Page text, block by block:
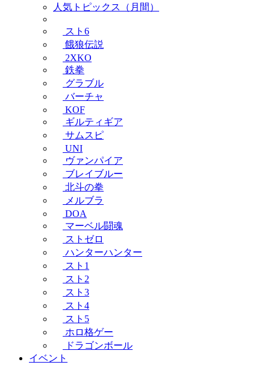
人気トピックス（月間）
スト6
餓狼伝説
2XKO
鉄拳
グラブル
バーチャ
KOF
ギルティギア
サムスピ
UNI
ヴァンパイア
ブレイブルー
北斗の拳
メルブラ
DOA
マーベル闘魂
ストゼロ
ハンターハンター
スト1
スト2
スト3
スト4
スト5
ホロ格ゲー
ドラゴンボール
イベント